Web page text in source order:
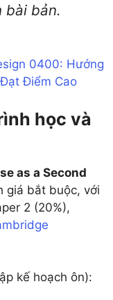
bài bản.
0400: Hướng
Điểm Cao
học và
as a Second
giá bắt buộc, với
2 (20%),
kế hoạch ôn):